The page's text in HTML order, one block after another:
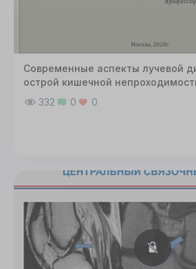
Современные аспекты лучевой
острой кишечной
332
0 0